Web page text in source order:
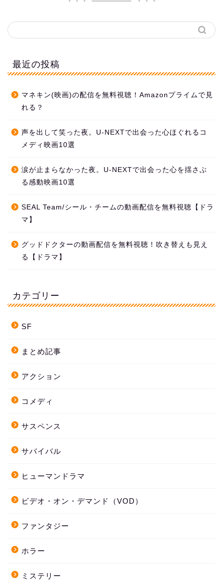
最近の投稿
マネキン(映画)の配信を無料視聴！Amazonプライムで見
れる？
声を出して笑った夜。U-NEXTで出会った心ほぐれるコ
メディ映画10選
涙が止まらなかった夜。U-NEXTで出会った心を揺さぶ
る感動映画10選
SEAL Team/シール・チームの動画配信を無料視聴【ドラ
マ】
グッドドクターの動画配信を無料視聴！吹き替えも見え
る【ドラマ】
カテゴリー
SF
まとめ記事
アクション
コメディ
サスペンス
サバイバル
ヒューマンドラマ
ビデオ・オン・デマンド（VOD）
ファンタジー
ホラー
ミステリー